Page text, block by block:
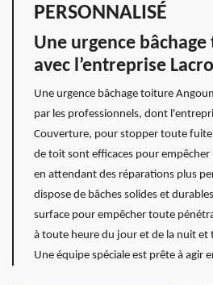
PERSONNALISÉ
Une urgence
avec l’entreprise
Une urgence bâchage toiture
par les professionnels, dont
Couverture, pour stopper toute
de toit sont efficaces pour
en attendant des réparations plus
dispose de bâches solides et
surface pour empêcher toute
à toute heure du jour et de la nuit et
Une équipe spéciale est prête à agir